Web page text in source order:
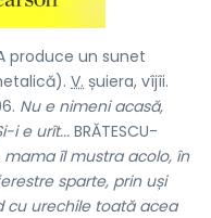
produce un sunet
V. șuiera, vîjîi.
Nu e nimeni acasă,
i e urît...BRĂTESCU-
îl mustra acolo, în
sparte, prin uși
cu urechile toată acea